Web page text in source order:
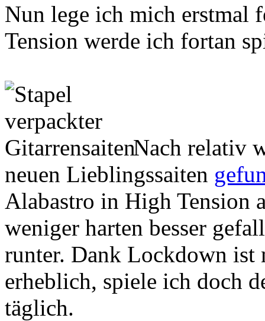
Nun lege ich mich erstmal
Tension werde ich fortan
Nach relativ
neuen Lieblingssaiten
Alabastro in High Tension
weniger harten besser
runter. Dank Lockdown ist
erheblich, spiele ich doch
täglich.